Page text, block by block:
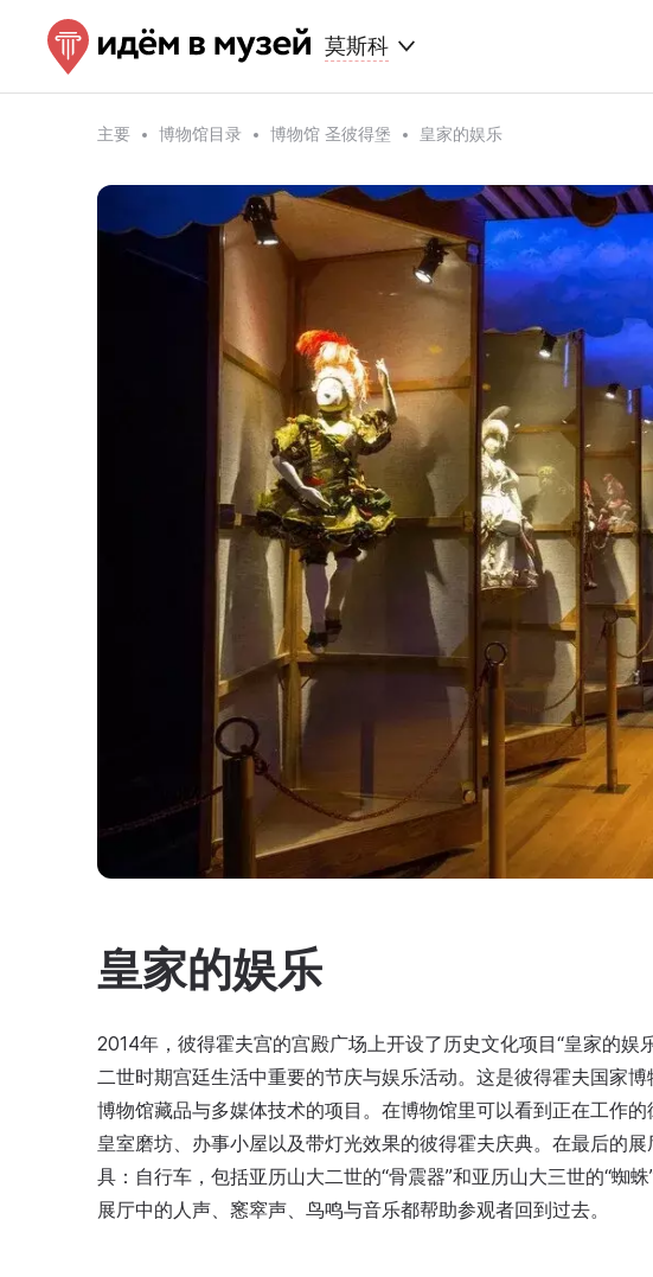
莫斯科
主要 博物馆目录 博物馆 圣彼得堡 皇家的娱乐
皇家的娱乐
2014年，彼得霍夫宫的宫殿广场上开设了历史文化项目“皇家的娱
二世时期宫廷生活中重要的节庆与娱乐活动。这是彼得霍夫国家
博物馆藏品与多媒体技术的项目。在博物馆里可以看到正在工作的
皇室磨坊、办事小屋以及带灯光效果的彼得霍夫庆典。在最后的
具：自行车，包括亚历山大二世的“骨震器”和亚历山大三世的“蜘
展厅中的人声、窸窣声、鸟鸣与音乐都帮助参观者回到过去。